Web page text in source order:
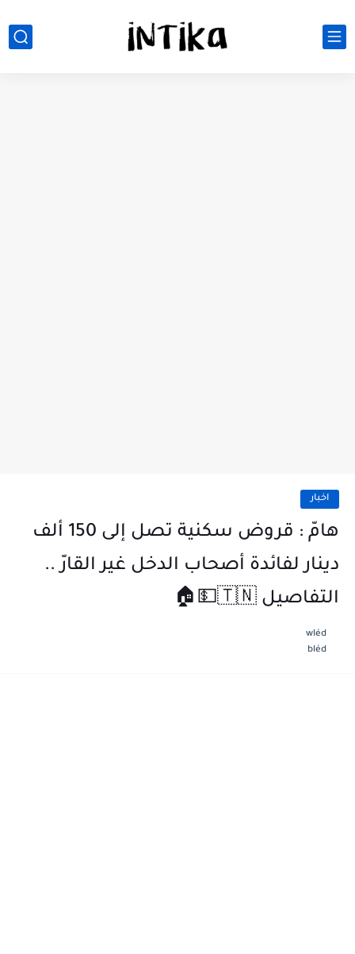
اخبار
هامّ : قروض سكنية تصل إلى 150 ألف
دينار لفائدة أصحاب الدخل غير القارّ ..
التفاصيل 🇹🇳💵🏠
wléd
bléd